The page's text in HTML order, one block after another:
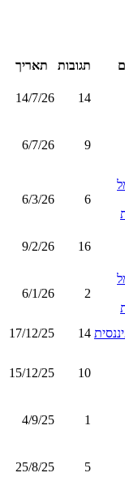
תגובות תאריך
14
14/7/26
9
6/7/26
6
6/3/26
16
9/2/26
2
6/1/26
14
17/12/25
10
15/12/25
1
4/9/25
5
25/8/25